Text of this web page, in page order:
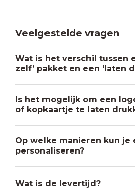
Veelgestelde vragen
Wat is het verschil tussen
zelf’ pakket en een ‘laten
Is het mogelijk om een
of kopkaartje te laten
Op welke manieren kun je
personaliseren?
Wat is de levertijd?